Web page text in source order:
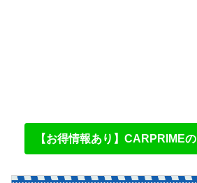
【お得情報あり】CARPRIME